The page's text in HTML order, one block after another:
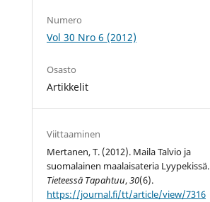
Numero
Vol 30 Nro 6 (2012)
Osasto
Artikkelit
Viittaaminen
Mertanen, T. (2012). Maila Talvio ja
suomalainen maalaisateria Lyypekissä.
Tieteessä Tapahtuu,30(6).
https://journal.fi/tt/article/view/7316